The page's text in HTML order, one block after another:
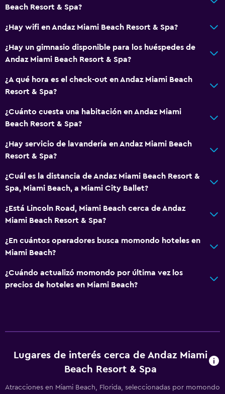
Bar/lounge
La comida se puede entregar en el alojamiento
Ventana
Zona de estar
Alfombrado
Vista a la ciudad
Cortina
Espacio de almacenamiento
Baño
Ducha
Tina de baño
Papel higiénico
Albornoz
Beach Resort & Spa?
¿Hay wifi en Andaz Miami Beach Resort & Spa?
¿Hay un gimnasio disponible para los huéspedes de
Andaz Miami Beach Resort & Spa?
¿A qué hora es el check-out en Andaz Miami Beach
Resort & Spa?
¿Cuánto cuesta una habitación en Andaz Miami
Beach Resort & Spa?
¿Hay servicio de lavandería en Andaz Miami Beach
Resort & Spa?
¿Cuál es la distancia de Andaz Miami Beach Resort &
Spa, Miami Beach, a Miami City Ballet?
¿Está Lincoln Road, Miami Beach cerca de Andaz
Miami Beach Resort & Spa?
¿En cuántos operadores busca momondo hoteles en
Miami Beach?
¿Cuándo actualizó momondo por última vez los
precios de hoteles en Miami Beach?
Lugares de interés cerca de Andaz Miami
Beach Resort & Spa
Atracciones en Miami Beach, Florida, seleccionadas por momondo